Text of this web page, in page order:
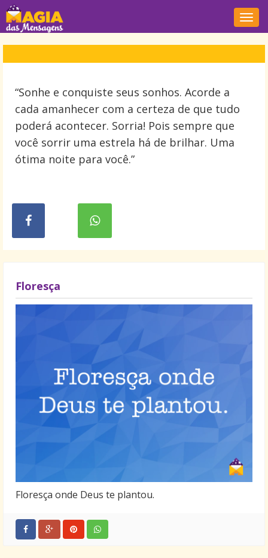
“Sonhe e conquiste seus sonhos. Acorde a
cada amanhecer com a certeza de que tudo
poderá acontecer. Sorria! Pois sempre que
você sorrir uma estrela há de brilhar. Uma
ótima noite para você.”
Floresça
Floresça onde Deus te plantou.